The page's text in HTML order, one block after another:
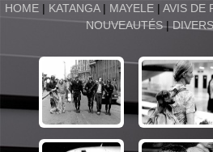
HOME | KATANGA| MAYELE| AVIS DE
NOUVEAUTÉS|DIVERS